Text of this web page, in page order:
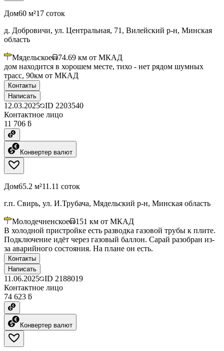
Дом60 м²17 соток
д. Добровичи, ул. Центральная, 71, Вилейский р-н, Минская
область
Мядельское 74.69 км от МКАД
дом находится в хорошем месте, тихо - нет рядом шумных
трасс, 90км от МКАД
Контакты
Написать
12.03.2025 ID 2203540
Контактное лицо
11 706 ƃ
Конвертер валют
Дом65.2 м²11.11 соток
г.п. Свирь, ул. И.Трубача, Мядельский р-н, Минская область
Молодечненское 151 км от МКАД
В холодной пристройке есть разводка газовой трубы к плите.
Подключение идёт через газовый баллон. Сарай разобран из-
за аварийного состояния. На плане он есть.
Контакты
Написать
11.06.2025 ID 2188019
Контактное лицо
74 623 ƃ
Конвертер валют